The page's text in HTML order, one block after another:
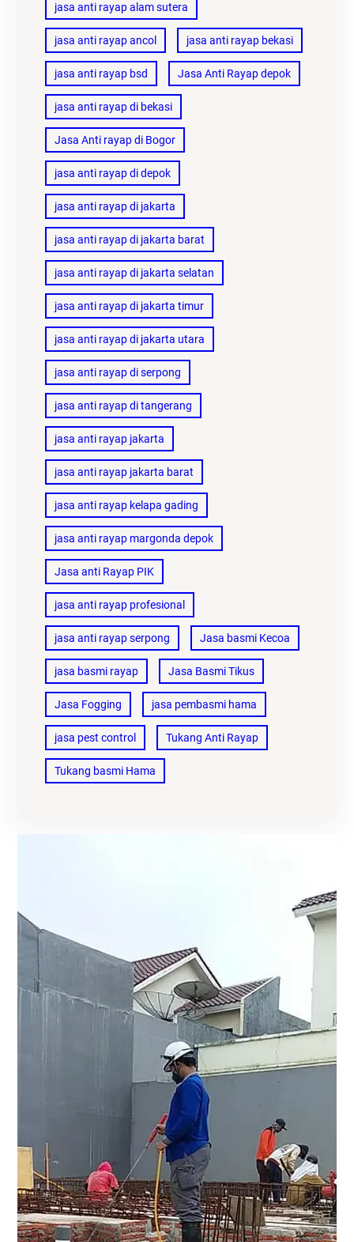
jasa anti rayap alam sutera
jasa anti rayap ancol jasa anti rayap bekasi
jasa anti rayap bsd Jasa Anti Rayap depok
jasa anti rayap di bekasi
Jasa Anti rayap di Bogor
jasa anti rayap di depok
jasa anti rayap di jakarta
jasa anti rayap di jakarta barat
jasa anti rayap di jakarta selatan
jasa anti rayap di jakarta timur
jasa anti rayap di jakarta utara
jasa anti rayap di serpong
jasa anti rayap di tangerang
jasa anti rayap jakarta
jasa anti rayap jakarta barat
jasa anti rayap kelapa gading
jasa anti rayap margonda depok
Jasa anti Rayap PIK
jasa anti rayap profesional
jasa anti rayap serpong Jasa basmi Kecoa
jasa basmi rayap Jasa Basmi Tikus
Jasa Fogging jasa pembasmi hama
jasa pest control Tukang Anti Rayap
Tukang basmi Hama